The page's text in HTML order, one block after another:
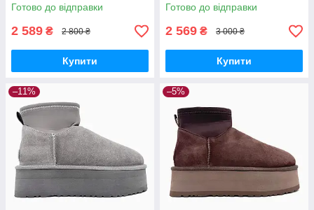
Готово до відправки
2 589 ₴ 2 800 ₴
Купити
Готово до відправки
2 569 ₴ 3 000 ₴
Купити
–11% –5%